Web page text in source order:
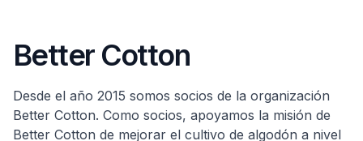
Better Cotton
Desde el año 2015 somos socios de la organización
Better Cotton. Como socios, apoyamos la misión de
Better Cotton de mejorar el cultivo de algodón a nivel